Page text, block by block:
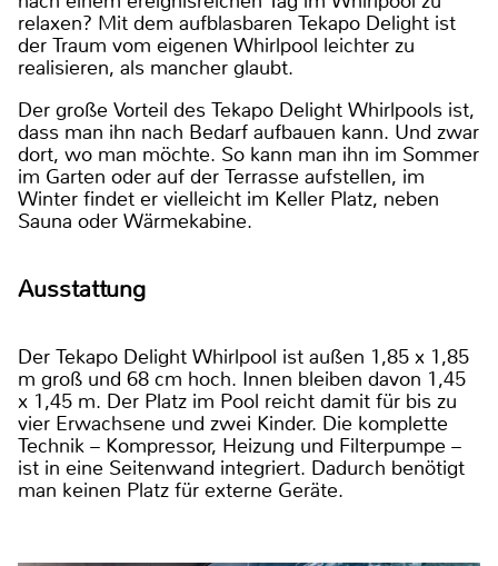
relaxen? Mit dem aufblasbaren Tekapo Delight ist
der Traum vom eigenen Whirlpool leichter zu
realisieren, als mancher glaubt.
Der große Vorteil des Tekapo Delight Whirlpools ist,
dass man ihn nach Bedarf aufbauen kann. Und zwar
dort, wo man möchte. So kann man ihn im Sommer
im Garten oder auf der Terrasse aufstellen, im
Winter findet er vielleicht im Keller Platz, neben
Sauna oder Wärmekabine.
Ausstattung
Der Tekapo Delight Whirlpool ist außen 1,85 x 1,85
m groß und 68 cm hoch. Innen bleiben davon 1,45
x 1,45 m. Der Platz im Pool reicht damit für bis zu
vier Erwachsene und zwei Kinder. Die komplette
Technik – Kompressor, Heizung und Filterpumpe –
ist in eine Seitenwand integriert. Dadurch benötigt
man keinen Platz für externe Geräte.